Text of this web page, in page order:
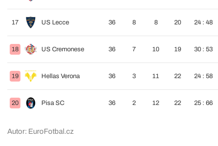
17 US Lecce 36 8 8 20 24 : 48
18 US Cremonese 36 7 10 19 30 : 53
19 Hellas Verona 36 3 11 22 24 : 58
20 Pisa SC 36 2 12 22 25 : 66
Autor: EuroFotbal.cz